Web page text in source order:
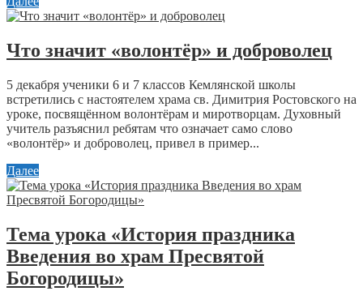
Что значит «волонтёр» и доброволец
5 декабря ученики 6 и 7 классов Кемлянской школы
встретились с настоятелем храма св. Димитрия Ростовского на
уроке, посвящённом волонтёрам и миротворцам. Духовный
учитель разъяснил ребятам что означает само слово
«волонтёр» и доброволец, привел в пример...
Далее
Тема урока «История праздника
Введения во храм Пресвятой
Богородицы»